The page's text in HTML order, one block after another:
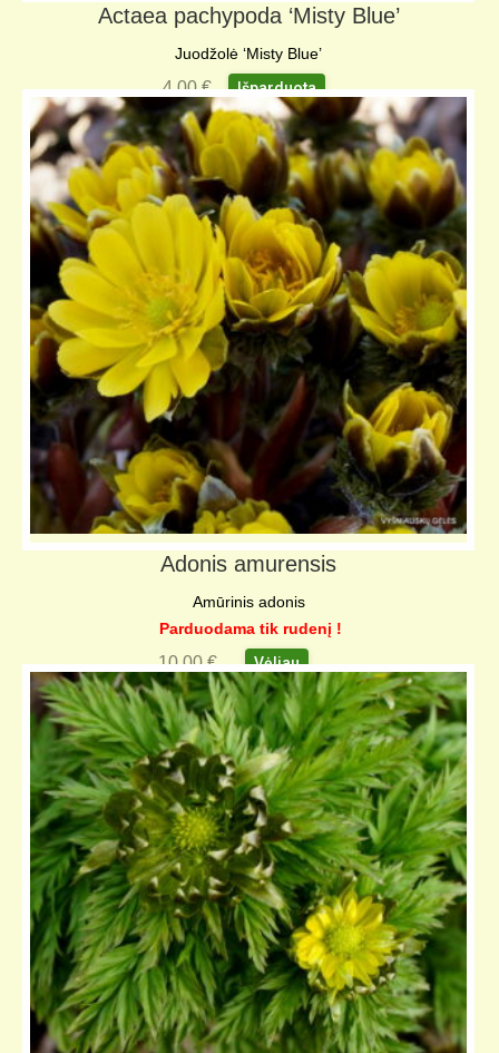
Actaea pachypoda ‘Misty Blue’
Juodžolė ‘Misty Blue’
4,00€ Išparduota
Adonis amurensis
Amūrinis adonis
Parduodama tik rudenį !
10,00€ Vėliau